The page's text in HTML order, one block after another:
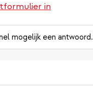
in
mogelijk een antwoord.